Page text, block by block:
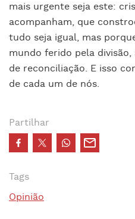
mais urgente seja este:
acompanham, que
tudo seja igual, mas
mundo ferido pela
de reconciliação. E isso
de cada um de nós.
Partilhar
Tags
Opinião